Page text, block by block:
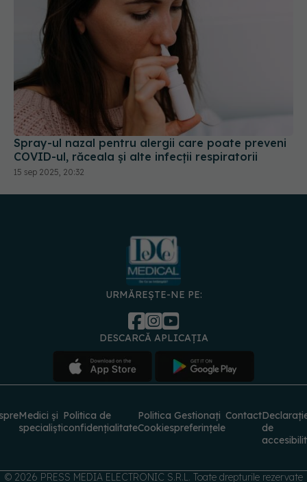
Spray-ul nazal pentru alergii care poate preveni
COVID-ul, răceala și alte infecții respiratorii
15 sep 2025, 20:32
URMĂREȘTE-NE PE:
DESCARCĂ APLICAȚIA
Politica de
confidențialitate
Cookies
Gestionați
preferințele
© 2026 PRESS MEDIA ELECTRONIC S.R.L. Toate drepturile rezervate